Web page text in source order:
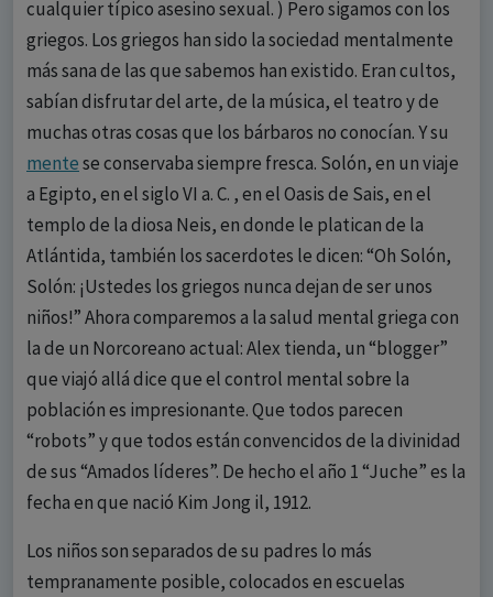
cualquier típico asesino sexual. ) Pero sigamos con los
griegos. Los griegos han sido la sociedad mentalmente
más sana de las que sabemos han existido. Eran cultos,
sabían disfrutar del arte, de la música, el teatro y de
muchas otras cosas que los bárbaros no conocían. Y su
mentese conservaba siempre fresca. Solón, en un viaje
a Egipto, en el siglo VI a. C. , en el Oasis de Sais, en el
templo de la diosa Neis, en donde le platican de la
Atlántida, también los sacerdotes le dicen: “Oh Solón,
Solón: ¡Ustedes los griegos nunca dejan de ser unos
niños!” Ahora comparemos a la salud mental griega con
la de un Norcoreano actual: Alex tienda, un “blogger”
que viajó allá dice que el control mental sobre la
población es impresionante. Que todos parecen
“robots” y que todos están convencidos de la divinidad
de sus “Amados líderes”. De hecho el año 1 “Juche” es la
fecha en que nació Kim Jong il, 1912.
Los niños son separados de su padres lo más
tempranamente posible, colocados en escuelas